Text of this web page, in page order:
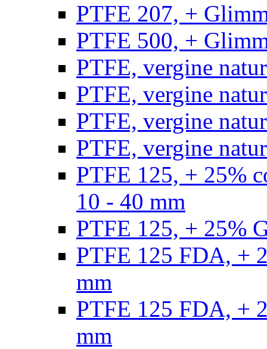
PTFE 207, +
PTFE 500, +
PTFE, vergine
PTFE, vergine
PTFE, vergine
PTFE, vergine
PTFE 125, + 25%
10 - 40 mm
PTFE 125, + 25%
PTFE 125 FDA, +
mm
PTFE 125 FDA, +
mm